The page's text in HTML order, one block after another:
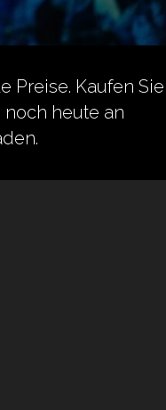
Preise. Kaufen Sie
heute an